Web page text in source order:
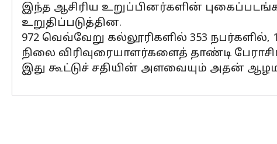
இந்த ஆசிரிய உறுப்பினர்களின்
உறுதிப்படுத்தின.
972 வெவ்வேறு கல்லூரிகளில் 353
நிலை விரிவுரையாளர்களைத் தாண்டி
இது கூட்டுச் சதியின் அளவையும் அதன்